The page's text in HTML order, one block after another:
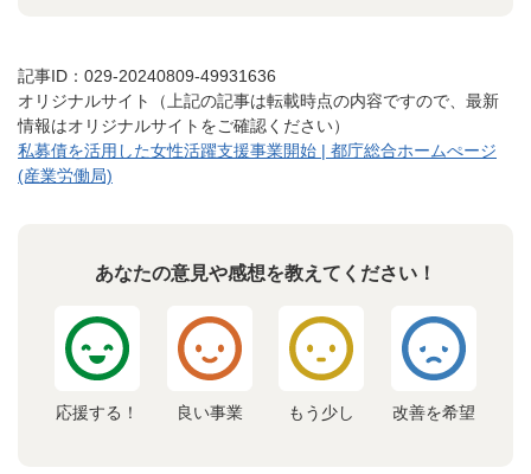
記事ID：029-20240809-49931636
オリジナルサイト（上記の記事は転載時点の内容ですので、最新
情報はオリジナルサイトをご確認ください）
私募債を活用した女性活躍支援事業開始 | 都庁総合ホームぺージ
(産業労働局)
あなたの意見や感想を教えてください！
応援する！ 良い事業 もう少し 改善を希望